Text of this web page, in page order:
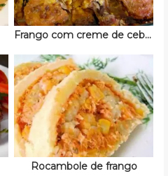
Frango com creme de cebola
Rocambole de frango